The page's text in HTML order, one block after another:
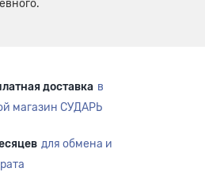
доставка в
магазин СУДАРЬ
для обмена и